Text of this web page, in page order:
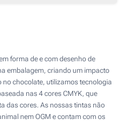
forma de e com desenho de
embalagem, criando um impacto
no chocolate, utilizamos tecnologia
nas 4 cores CMYK, que
das cores. As nossas tintas não
nem OGM e contam com os